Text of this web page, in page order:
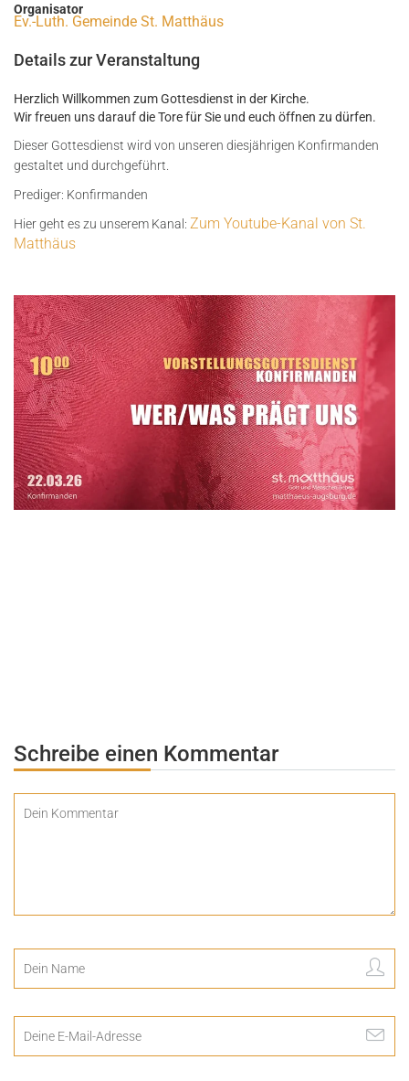
Organisator
Ev.-Luth. Gemeinde St. Matthäus
Details zur Veranstaltung
Herzlich Willkommen zum Gottesdienst in der Kirche.
Wir freuen uns darauf die Tore für Sie und euch öffnen zu dürfen.
Dieser Gottesdienst wird von unseren diesjährigen Konfirmanden
gestaltet und durchgeführt.
Prediger: Konfirmanden
Hier geht es zu unserem Kanal: Zum Youtube-Kanal von St.
Matthäus
Schreibe einen Kommentar